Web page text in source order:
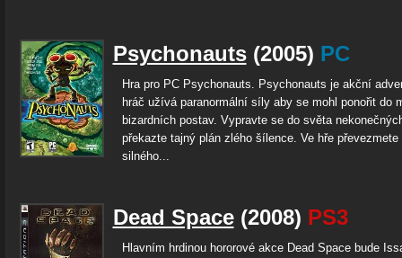
Psychonauts(2005) PC
Hra pro PC Psychonauts. Psychonauts je akční
hráč užívá paranormální síly aby se mohl ponořit do
bizardních postav. Vypravte se do světa
překazte tajný plán zlého šílence. Ve hře převezmete
silného...
Dead Space(2008) PS3
Hlavním hrdinou hororové akce Dead Space bude